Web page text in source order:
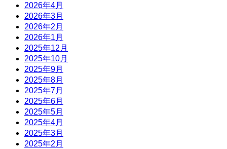
2026年4月
2026年3月
2026年2月
2026年1月
2025年12月
2025年10月
2025年9月
2025年8月
2025年7月
2025年6月
2025年5月
2025年4月
2025年3月
2025年2月